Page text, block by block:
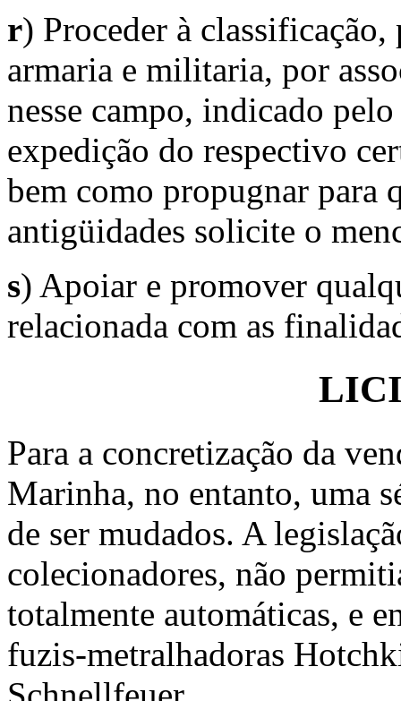
r) Proceder à classificação,
armaria e militaria, por
nesse campo, indicado
expedição do respectivo
bem como propugnar para
antigüidades solicite o
s) Apoiar e promover
relacionada com as
Para a concretização da
Marinha, no entanto, uma
de ser mudados. A
colecionadores, não
totalmente automáticas, e
fuzis-metralhadoras